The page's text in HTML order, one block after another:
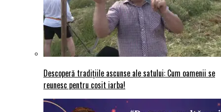
Descoperă tradițiile ascunse ale satului: Cum oamenii se
reunesc pentru cosit iarba!